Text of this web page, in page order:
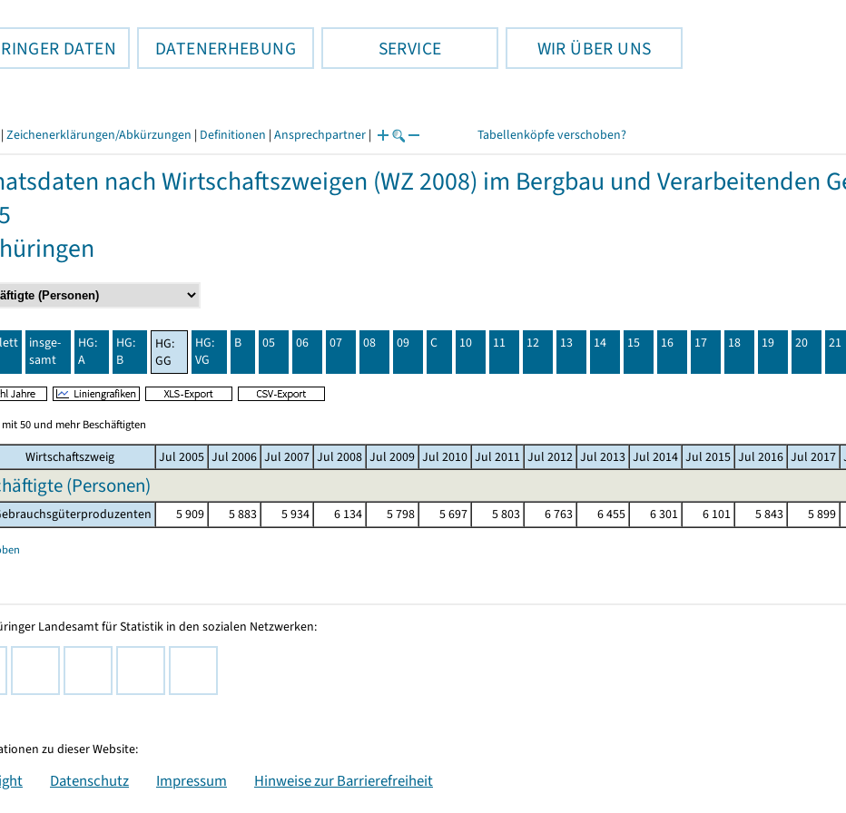
DATEN DATENERHEBUNG SERVICE WIR ÜBER UNS
| Zeichenerklärungen/Abkürzungen | Definitionen | Ansprechpartner | Tabellenköpfe verschoben?
nach Wirtschaftszweigen (WZ 2008) im Bergbau und Verarbeitenden
insge-
samt
HG:
A
HG:
B
HG:
GG
HG:
VG
B 05 06 07 08 09 C 10 11 12 13 14 15 16 17 18 19 20 21
50 und mehr Beschäftigten
Wirtschaftszweig Jul 2005 Jul 2006 Jul 2007 Jul 2008 Jul 2009 Jul 2010 Jul 2011 Jul 2012 Jul 2013 Jul 2014 Jul 2015 Jul 2016 Jul 2017
(Personen)
5 909 5 883 5 934 6 134 5 798 5 697 5 803 6 763 6 455 6 301 6 101 5 843 5 899
Landesamt für Statistik in den sozialen Netzwerken:
zu dieser Website:
Datenschutz Impressum Hinweise zur Barrierefreiheit